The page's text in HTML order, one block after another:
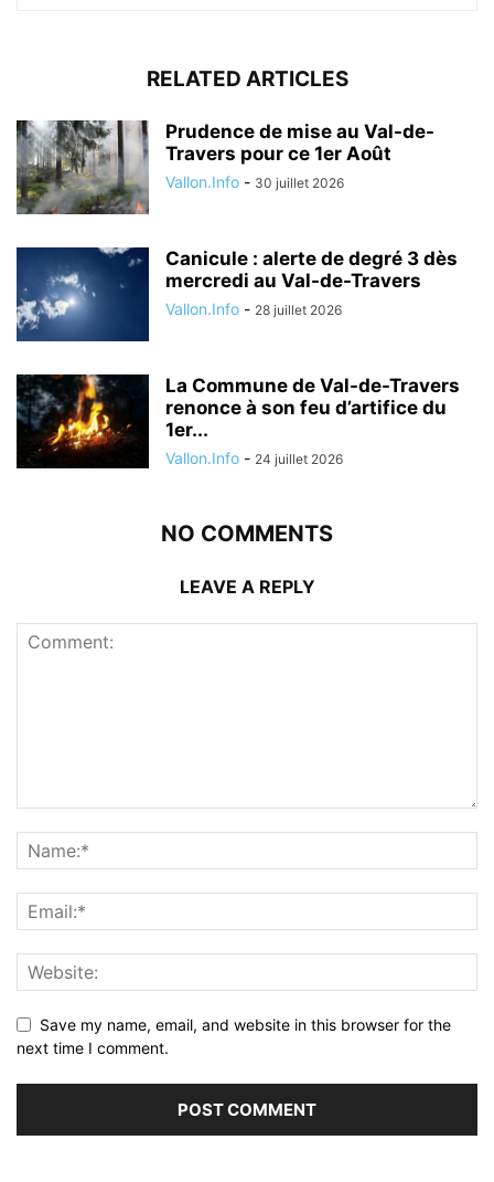
RELATED ARTICLES
Prudence de mise au Val-de-
Travers pour ce 1er Août
Vallon.Info - 30 juillet 2026
Canicule : alerte de degré 3 dès
mercredi au Val-de-Travers
Vallon.Info - 28 juillet 2026
La Commune de Val-de-Travers
renonce à son feu d’artifice du
1er...
Vallon.Info - 24 juillet 2026
NO COMMENTS
LEAVE A REPLY
Save my name, email, and website in this browser for the
next time I comment.